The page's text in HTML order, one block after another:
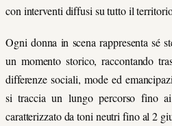
con interventi diffusi su tutto il
Ogni donna in scena rappresenta sé
un momento storico, raccontando
differenze sociali, mode ed
si traccia un lungo percorso fino
caratterizzato da toni neutri fino al 2